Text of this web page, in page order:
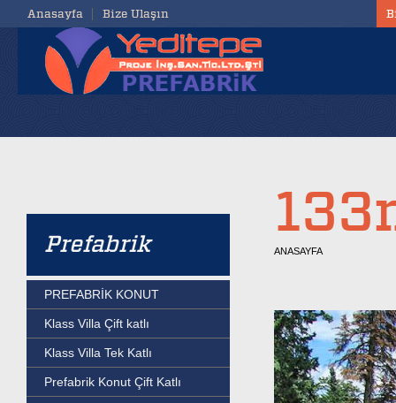
Anasayfa Bize Ulaşın
Prefabrik
PREFABRİK KONUT
Klass Villa Çift katlı
Klass Villa Tek Katlı
Prefabrik Konut Çift Katlı
ANASAYFA